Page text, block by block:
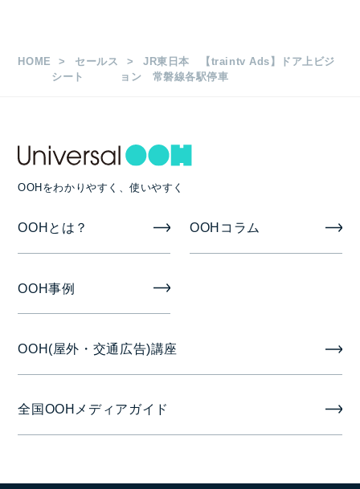
1日放映時間・ロール長など
掲出期間
1週間
月曜日
HOME
セールス
シート
JR東日本 【traintv Ads】ドア上ビジ
ョン 常磐線各駅停車
OOHをわかりやすく、使いやすく
OOHとは？ OOHコラム
OOH事例
OOH(屋外・交通広告)講座
全国OOHメディアガイド